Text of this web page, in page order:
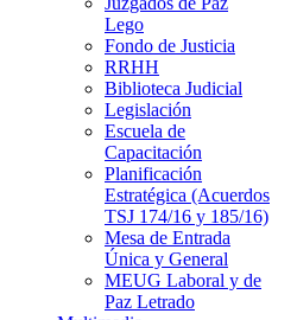
Lego
Fondo de Justicia
RRHH
Biblioteca Judicial
Legislación
Escuela de
Capacitación
Planificación
Estratégica (Acuerdos
TSJ 174/16 y 185/16)
Mesa de Entrada
Única y General
MEUG Laboral y de
Paz Letrado